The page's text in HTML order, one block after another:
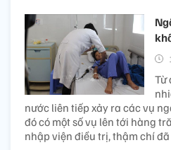
Từ
nước liên tiếp xảy ra các vụ
đó có một số vụ lên tới hàng
nhập viện điều trị, thậm chí